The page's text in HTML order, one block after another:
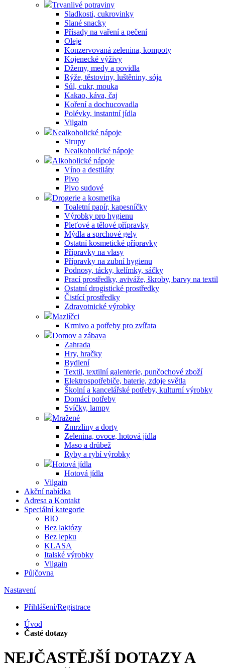
Trvanlivé potraviny
Sladkosti, cukrovinky
Slané snacky
Přísady na vaření a pečení
Oleje
Konzervovaná zelenina, kompoty
Kojenecké výživy
Džemy, medy a povidla
Rýže, těstoviny, luštěniny, sója
Sůl, cukr, mouka
Kakao, káva, čaj
Koření a dochucovadla
Polévky, instantní jídla
Vilgain
Nealkoholické nápoje
Sirupy
Nealkoholické nápoje
Alkoholické nápoje
Víno a destiláty
Pivo
Pivo sudové
Drogerie a kosmetika
Toaletní papír, kapesníčky
Výrobky pro hygienu
Pleťové a tělové přípravky
Mýdla a sprchové gely
Ostatní kosmetické přípravky
Přípravky na vlasy
Přípravky na zubní hygienu
Podnosy, tácky, kelímky, sáčky
Prací prostředky, aviváže, škroby, barvy na textil
Ostatní drogistické prostředky
Čistící prostředky
Zdravotnické výrobky
Mazlíčci
Krmivo a potřeby pro zvířata
Domov a zábava
Zahrada
Hry, hračky
Bydlení
Textil, textilní galenterie, punčochové zboží
Elektrospotřebiče, baterie, zdoje světla
Školní a kancelářské potřeby, kulturní výrobky
Domácí potřeby
Svíčky, lampy
Mražené
Zmrzliny a dorty
Zelenina, ovoce, hotová jídla
Maso a drůbež
Ryby a rybí výrobky
Hotová jídla
Hotová jídla
Vilgain
Akční nabídka
Adresa a Kontakt
Speciální kategorie
BIO
Bez laktózy
Bez lepku
KLASA
Italské výrobky
Vilgain
Půjčovna
Nastavení
Přihlášení/Registrace
Úvod
Časté dotazy
NEJČASTĚJŠÍ DOTAZY A